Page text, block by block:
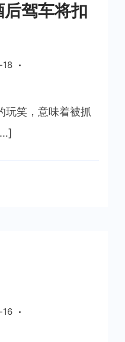
驾车将扣
玩笑，意味着被抓